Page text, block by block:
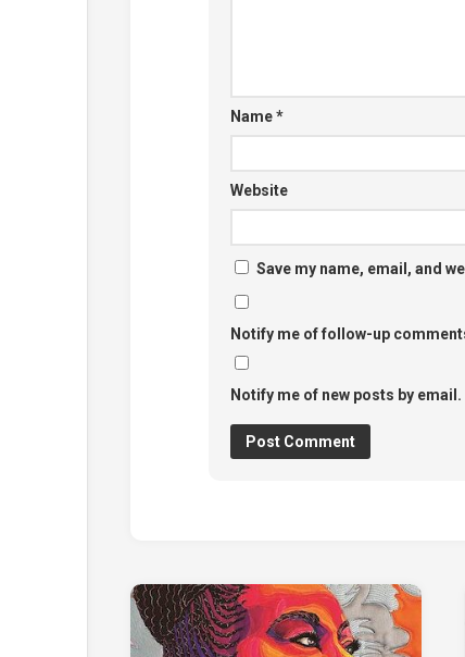
Name*
Website
Save my name, email, and
Notify me of follow-up
Notify me of new posts by email.